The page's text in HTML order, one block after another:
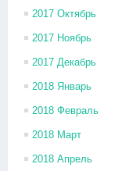
2017 Октябрь
2017 Ноябрь
2017 Декабрь
2018 Январь
2018 Февраль
2018 Март
2018 Апрель